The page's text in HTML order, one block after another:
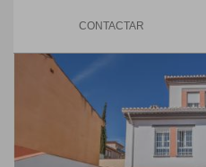
CONTACTAR
Previous